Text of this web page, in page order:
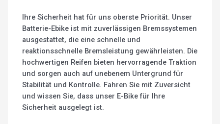
Ihre Sicherheit hat für uns oberste Priorität. Unser
Batterie-Ebike ist mit zuverlässigen Bremssystemen
ausgestattet, die eine schnelle und
reaktionsschnelle Bremsleistung gewährleisten. Die
hochwertigen Reifen bieten hervorragende Traktion
und sorgen auch auf unebenem Untergrund für
Stabilität und Kontrolle. Fahren Sie mit Zuversicht
und wissen Sie, dass unser E-Bike für Ihre
Sicherheit ausgelegt ist.